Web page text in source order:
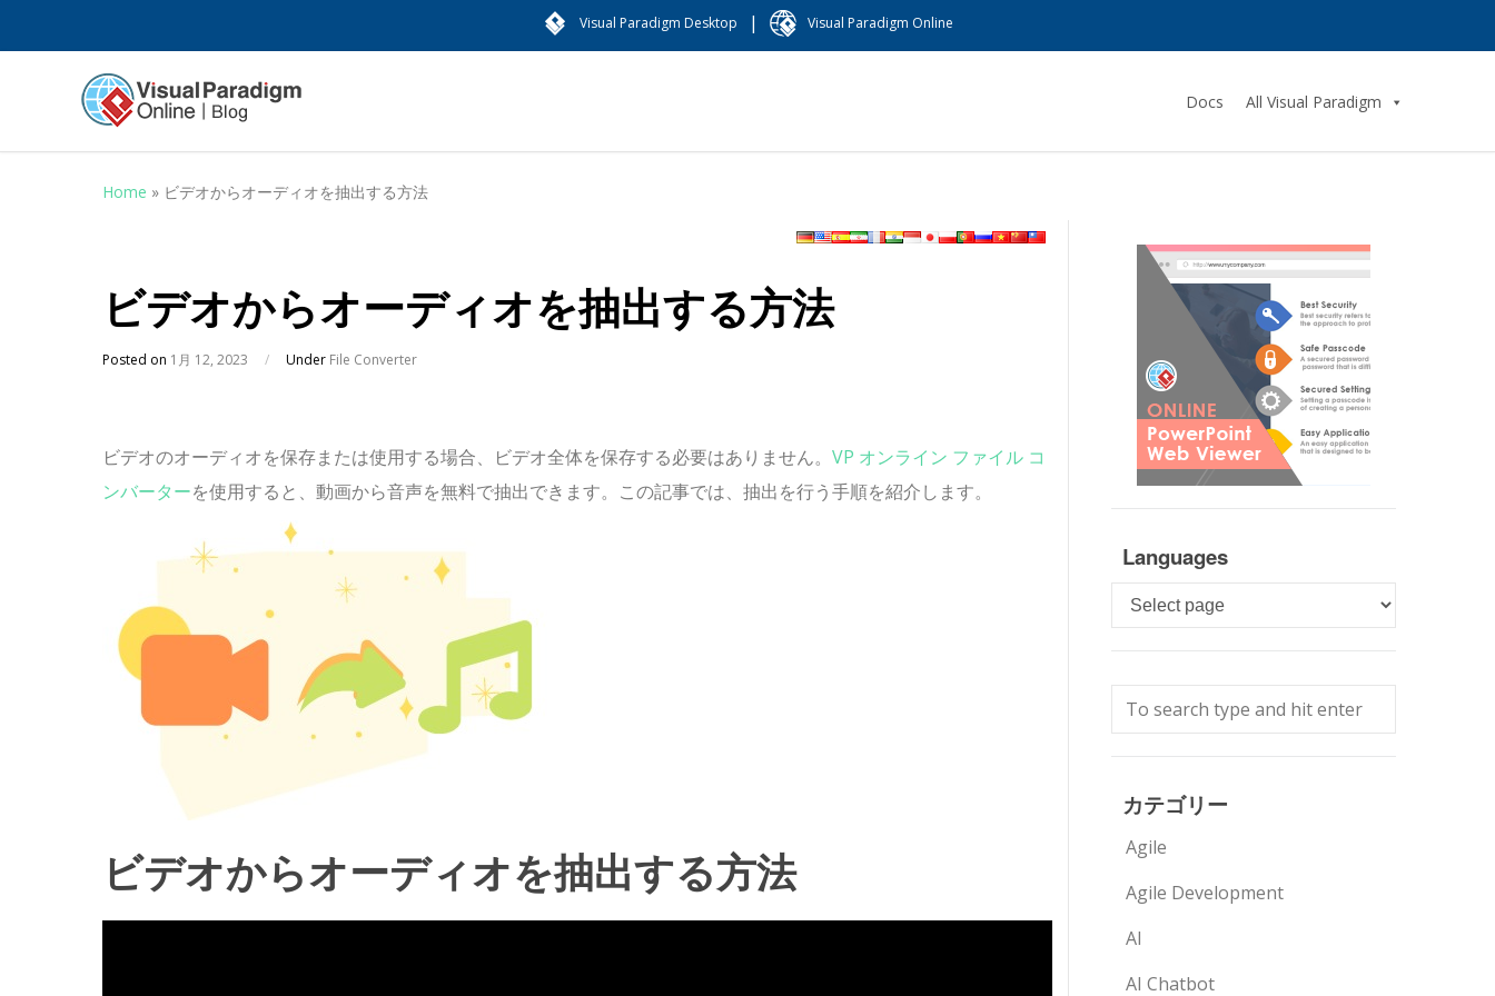
Visual Paradigm Desktop | Visual Paradigm Online
Docs All Visual Paradigm
Home » ビデオからオーディオを抽出する方法
ビデオからオーディオを抽出する方法
Posted on 1月 12, 2023 / Under File Converter
ビデオのオーディオを保存または使用する場合、ビデオ全体を保存する必要はありません。 VP オンライン ファイル コ
ンバーターを使用すると、動画から音声を無料で抽出できます。この記事では、抽出を行う手順を紹介します。
ビデオからオーディオを抽出する方法
Languages
Languages
カテゴリー
Agile
Agile Development
AI
AI Chatbot